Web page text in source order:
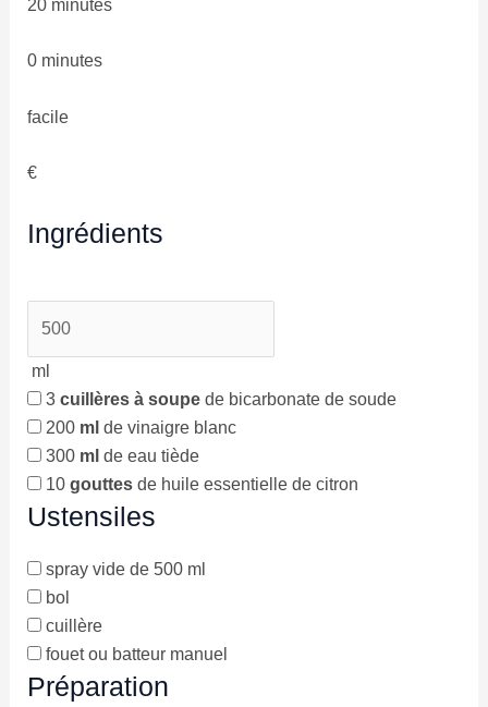
20 minutes
0 minutes
facile
€
Ingrédients
ml
3 cuillères à soupede bicarbonate de soude
200 ml de vinaigre blanc
300 ml de eau tiède
10 gouttesde huile essentielle de citron
Ustensiles
spray vide de 500 ml
bol
cuillère
fouet ou batteur manuel
Préparation